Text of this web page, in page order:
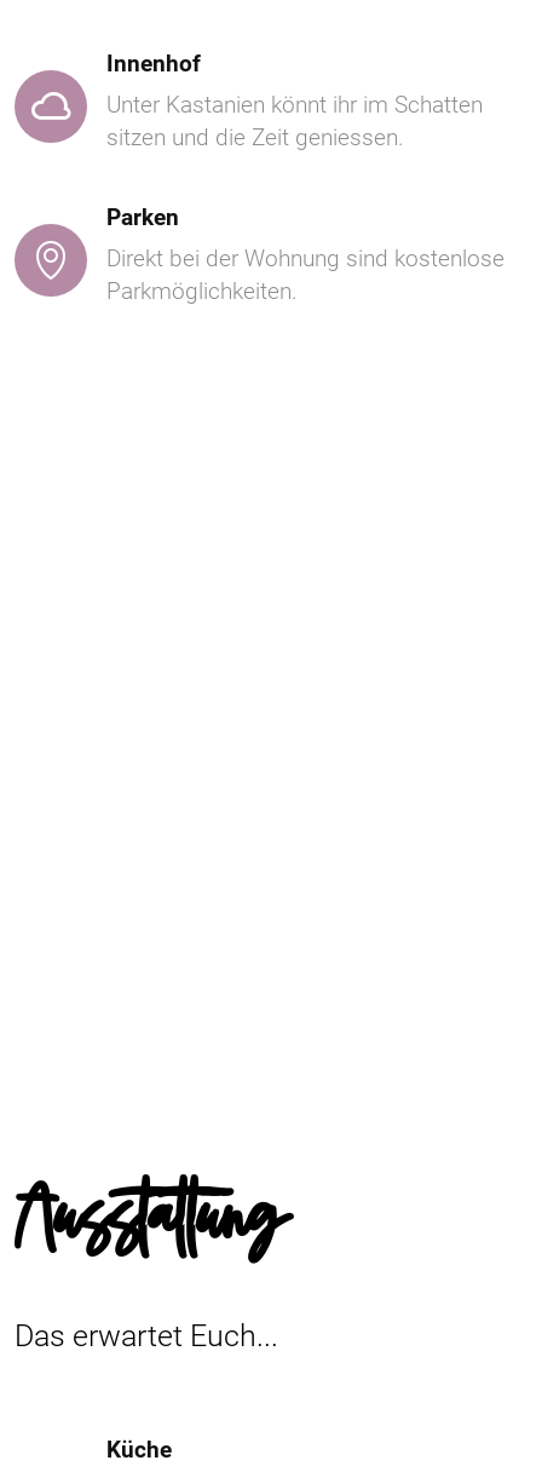
Innenhof
Unter Kastanien könnt ihr im Schatten
sitzen und die Zeit geniessen.
Parken
Direkt bei der Wohnung sind kostenlose
Parkmöglichkeiten.
Ausstattung
Das erwartet Euch...
Küche